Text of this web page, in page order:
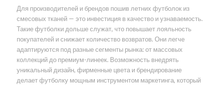
Для производителей и брендов пошив летних футболок из
смесовых тканей — это инвестиция в качество и узнаваемость.
Такие футболки дольше служат, что повышает лояльность
покупателей и снижает количество возвратов. Они легче
адаптируются под разные сегменты рынка: от массовых
коллекций до премиум-линеек. Возможность внедрять
уникальный дизайн, фирменные цвета и брендирование
делает футболку мощным инструментом маркетинга, который